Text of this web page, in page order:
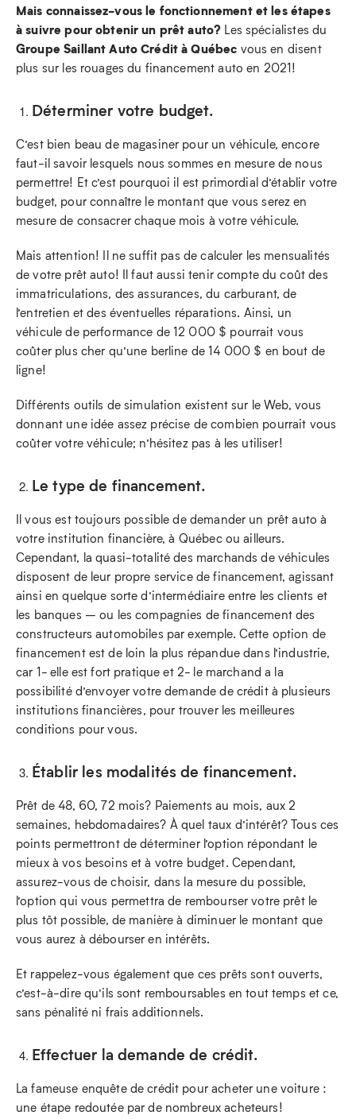
Mais connaissez-vous le fonctionnement et les étapes
à suivre pour obtenir un prêt auto? Les spécialistes du
Groupe Saillant Auto Crédit à Québec vous en disent
plus sur les rouages du financement auto en 2021!
Déterminer votre budget.
C’est bien beau de magasiner pour un véhicule, encore
faut-il savoir lesquels nous sommes en mesure de nous
permettre! Et c’est pourquoi il est primordial d’établir votre
budget, pour connaître le montant que vous serez en
mesure de consacrer chaque mois à votre véhicule.
Mais attention! Il ne suffit pas de calculer les mensualités
de votre prêt auto! Il faut aussi tenir compte du coût des
immatriculations, des assurances, du carburant, de
l’entretien et des éventuelles réparations. Ainsi, un
véhicule de performance de 12 000 $ pourrait vous
coûter plus cher qu’une berline de 14 000 $ en bout de
ligne!
Différents outils de simulation existent sur le Web, vous
donnant une idée assez précise de combien pourrait vous
coûter votre véhicule; n’hésitez pas à les utiliser!
Le type de financement.
Il vous est toujours possible de demander un prêt auto à
votre institution financière, à Québec ou ailleurs.
Cependant, la quasi-totalité des marchands de véhicules
disposent de leur propre service de financement, agissant
ainsi en quelque sorte d’intermédiaire entre les clients et
les banques – ou les compagnies de financement des
constructeurs automobiles par exemple. Cette option de
financement est de loin la plus répandue dans l’industrie,
car 1- elle est fort pratique et 2- le marchand a la
possibilité d’envoyer votre demande de crédit à plusieurs
institutions financières, pour trouver les meilleures
conditions pour vous.
Établir les modalités de financement.
Prêt de 48, 60, 72 mois? Paiements au mois, aux 2
semaines, hebdomadaires? À quel taux d’intérêt? Tous ces
points permettront de déterminer l’option répondant le
mieux à vos besoins et à votre budget. Cependant,
assurez-vous de choisir, dans la mesure du possible,
l’option qui vous permettra de rembourser votre prêt le
plus tôt possible, de manière à diminuer le montant que
vous aurez à débourser en intérêts.
Et rappelez-vous également que ces prêts sont ouverts,
c’est-à-dire qu’ils sont remboursables en tout temps et ce,
sans pénalité ni frais additionnels.
Effectuer la demande de crédit.
La fameuse enquête de crédit pour acheter une voiture :
une étape redoutée par de nombreux acheteurs!